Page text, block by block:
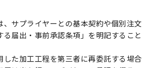
、サプライヤーとの基本契約や個別注文
る届出・事前承認条項」を明記すること
した加工工程を第三者に再委託する場合